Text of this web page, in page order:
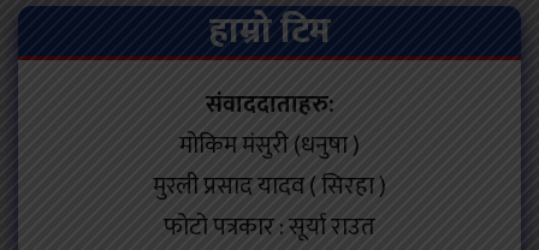
हाम्रो टिम
संवाददाताहरु:
मोकिम मंसुरी (धनुषा )
मुरली प्रसाद यादव ( सिरहा )
फोटो पत्रकार : सूर्या राउत